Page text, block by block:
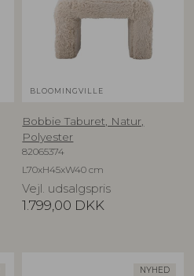
BLOOMINGVILLE
Bobbie Taburet, Natur,
Polyester
82065374
L70xH45xW40 cm
Vejl. udsalgspris
1.799,00 DKK
NYHED